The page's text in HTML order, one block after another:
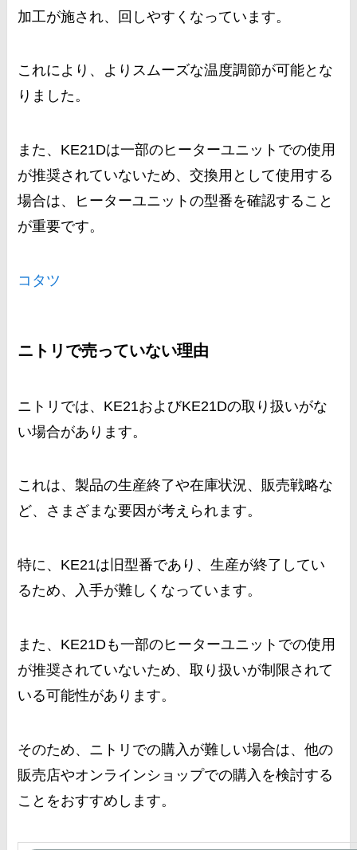
加工が施され、回しやすくなっています。
これにより、よりスムーズな温度調節が可能とな
りました。
また、KE21Dは一部のヒーターユニットでの使用
が推奨されていないため、交換用として使用する
場合は、ヒーターユニットの型番を確認すること
が重要です。
コタツ
ニトリで売っていない理由
ニトリでは、KE21およびKE21Dの取り扱いがな
い場合があります。
これは、製品の生産終了や在庫状況、販売戦略な
ど、さまざまな要因が考えられます。
特に、KE21は旧型番であり、生産が終了してい
るため、入手が難しくなっています。
また、KE21Dも一部のヒーターユニットでの使用
が推奨されていないため、取り扱いが制限されて
いる可能性があります。
そのため、ニトリでの購入が難しい場合は、他の
販売店やオンラインショップでの購入を検討する
ことをおすすめします。